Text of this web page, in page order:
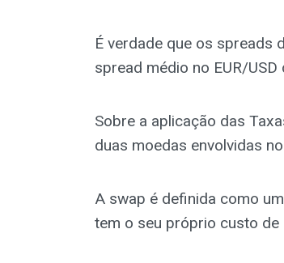
É verdade que os spreads
spread médio no EUR/
Sobre a aplicação das
duas moedas envolvidas
A swap é definida como
tem o seu próprio custo de